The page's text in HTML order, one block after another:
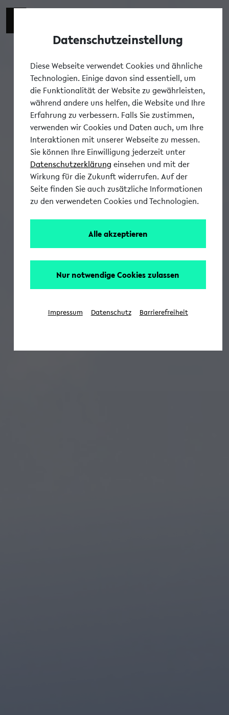
Datenschutzeinstellung
Diese Webseite verwendet Cookies und ähnliche
Technologien. Einige davon sind essentiell, um
die Funktionalität der Website zu gewährleisten,
während andere uns helfen, die Website und Ihre
Erfahrung zu verbessern. Falls Sie zustimmen,
verwenden wir Cookies und Daten auch, um Ihre
Interaktionen mit unserer Webseite zu messen.
Sie können Ihre Einwilligung jederzeit unter
Datenschutzerklärung einsehen und mit der
Wirkung für die Zukunft widerrufen. Auf der
Seite finden Sie auch zusätzliche Informationen
zu den verwendeten Cookies und Technologien.
Alle akzeptieren
Nur notwendige Cookies zulassen
Impressum Datenschutz Barrierefreiheit